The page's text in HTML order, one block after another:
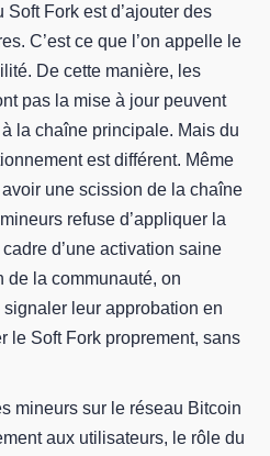
Soft Fork est d’ajouter des
C’est ce que l’on appelle le
De cette manière, les
pas la mise à jour peuvent
la chaîne principale. Mais du
est différent. Même
une scission de la chaîne
refuse d’appliquer la
d’une activation saine
de la communauté, on
leur approbation en
le Soft Fork proprement, sans
mineurs sur le réseau Bitcoin
aux utilisateurs, le rôle du